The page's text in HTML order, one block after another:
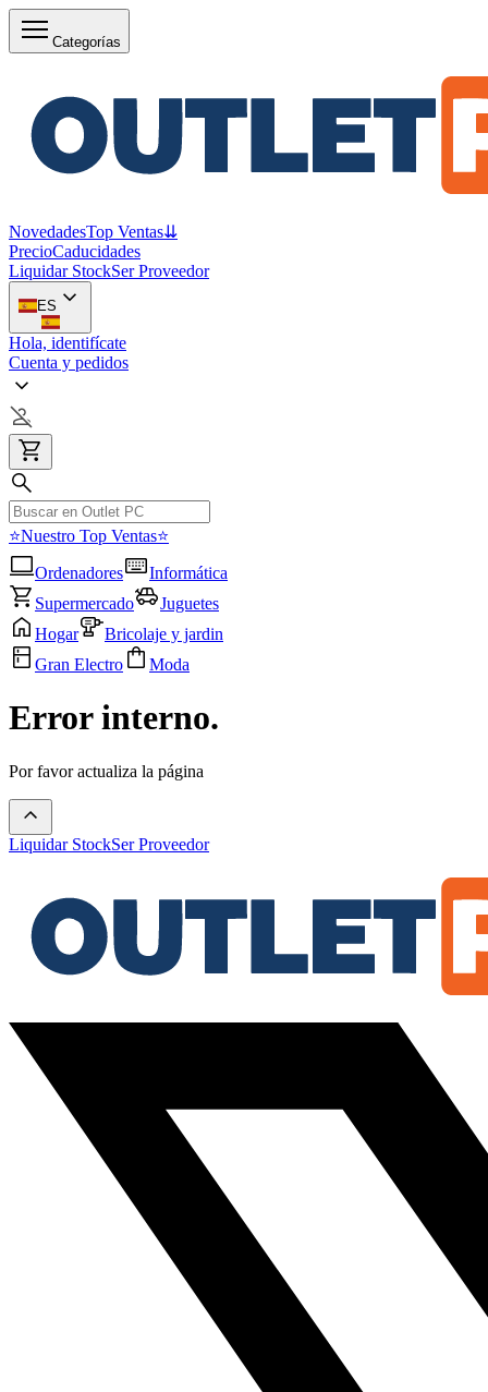
Categorías
NovedadesTop Ventas⇊
PrecioCaducidades
Liquidar StockSer Proveedor
ES
Hola, identifícate
Cuenta y pedidos
⭐Nuestro Top Ventas⭐
Ordenadores
Informática
Supermercado
Juguetes
Hogar
Bricolaje y jardin
Gran Electro
Moda
Error interno.
Por favor actualiza la página
Liquidar StockSer Proveedor